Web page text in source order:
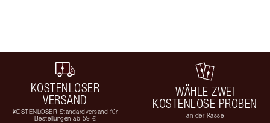
KOSTENLOSER
VERSAND
KOSTENLOSER Standardversand für
Bestellungen ab 59 €
WÄHLE ZWEI
KOSTENLOSE PROBEN
an der Kasse